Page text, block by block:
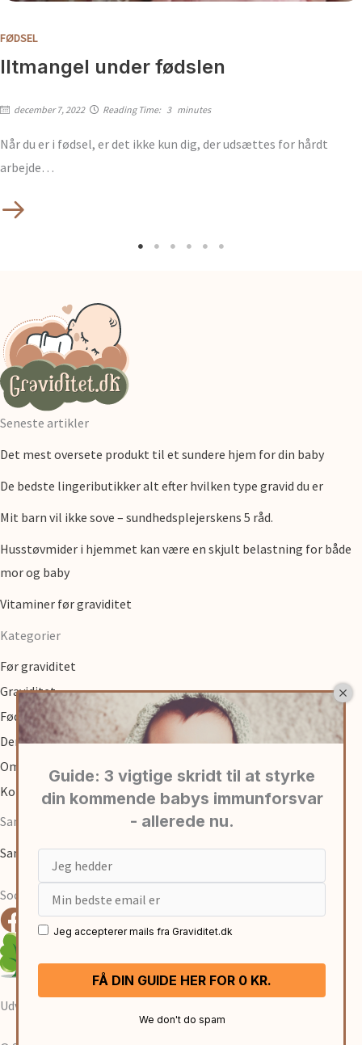
FØDSEL
Iltmangel under fødslen
december 7, 2022 Reading Time: 3 minutes
Når du er i fødsel, er det ikke kun dig, der udsættes for hårdt
arbejde…
Seneste artikler
Det mest oversete produkt til et sundere hjem for din baby
De bedste lingeributikker alt efter hvilken type gravid du er
Mit barn vil ikke sove – sundhedsplejerskens 5 råd.
Husstøvmider i hjemmet kan være en skjult belastning for både
mor og baby
Vitaminer før graviditet
Kategorier
Før graviditet
Graviditet
Fødsel
Den første tid med baby
Om
Kontakt
Samarbejde
Samarbejde med graviditet.dk
Social
Udviklet af:
Jeg accepterer mails fra Graviditet.dk
We don't do spam